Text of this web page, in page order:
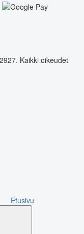
Kaikki oikeudet
Etusivu